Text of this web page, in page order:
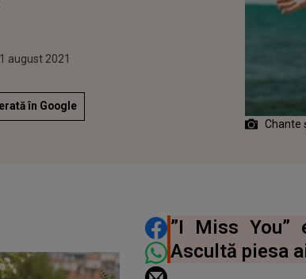
august 2021
august 2021
în Google
Chante
DISTRIBUIE
”I Miss You”
Ascultă piesa